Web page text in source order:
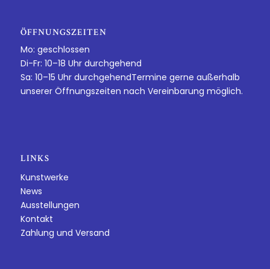
ÖFFNUNGSZEITEN
Mo: geschlossen
Di-Fr: 10–18 Uhr durchgehend
Sa: 10–15 Uhr durchgehendTermine gerne außerhalb
unserer Öffnungszeiten nach Vereinbarung möglich.
LINKS
Kunstwerke
News
Ausstellungen
Kontakt
Zahlung und Versand